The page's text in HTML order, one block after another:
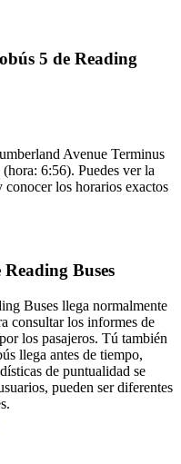
5 de Reading
Avenue Terminus
6:56). Puedes ver la
conocer los horarios exactos
Buses
Buses llega normalmente
consultar los informes de
los pasajeros. Tú también
llega antes de tiempo,
de puntualidad se
pueden ser diferentes